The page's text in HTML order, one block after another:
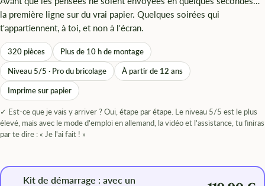
la première ligne sur du vrai papier. Quelques soirées qui
t'appartiennent, à toi, et non à l'écran.
320 pièces Plus de 10 h de montage
Niveau 5/5 · Pro du bricolage À partir de 12 ans
Imprime sur papier
✓ Est-ce que je vais y arriver ? Oui, étape par étape. Le niveau 5/5 est le plus
élevé, mais avec le mode d'emploi en allemand, la vidéo et l'assistance, tu finiras
par te dire : « Je l'ai fait ! »
Kit de démarrage : avec un